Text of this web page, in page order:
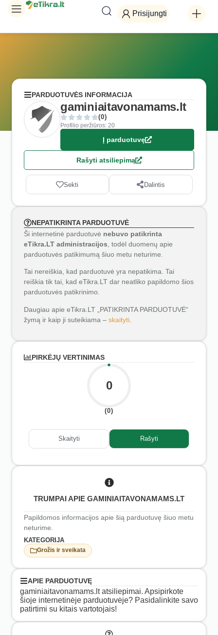
Prisijungti
PARDUOTUVĖS INFORMACIJA
gaminiaitavonamams.lt
(0)
Profilio peržiūros: 20
Į parduotuvę
Rašyti atsiliepimą
Sekti Dalintis
NEPATIKRINTA PARDUOTUVĖ
Ši internetinė parduotuvė nebuvo patikrinta
eTikra.LT administracijos , todėl duomenų apie
parduotuvės patikimumą šiuo metu neturime.
Tai nereiškia, kad parduotuvė yra nepatikima. Tai
reiškia tik tai, kad eTikra.LT dar neatliko papildomo šios
parduotuvės patikrinimo.
Daugiau apie eTikra.LT „PATIKRINTA PARDUOTUVĖ“
žymą ir kaip ji suteikiama – skaityti
PIRKĖJŲ VERTINIMAS
0
(0)
Skaityti Rašyti
TRUMPAI APIE GAMINIAITAVONAMAMS.LT
Papildomos informacijos apie šią parduotuvę šiuo metu
neturime.
KATEGORIJA
Grožis ir sveikata
APIE PARDUOTUVĘ
gaminiaitavonamams.lt atsiliepimai. Apsipirkote
šioje internetinėje parduotuvėje? Pasidalinkite savo
patirtimi su kitais vartotojais!